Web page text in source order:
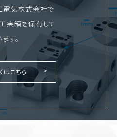
電気株式会社で
実績を保有して
ます。
はこちら